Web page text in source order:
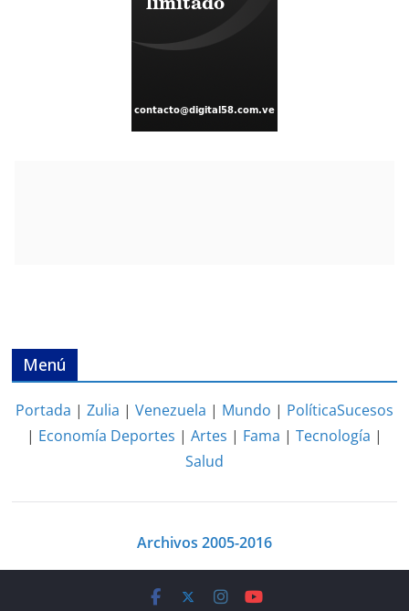
Menú
Portada | Zulia | Venezuela | Mundo | PolíticaSucesos
| Economía Deportes | Artes | Fama | Tecnología |
Salud
Archivos 2005-2016